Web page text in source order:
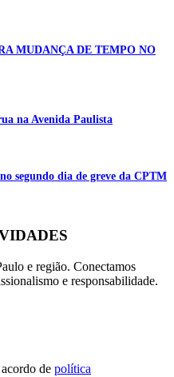
MUDANÇA DE TEMPO NO
na Avenida Paulista
segundo dia de greve da CPTM
e região. Conectamos
e responsabilidade.
de política